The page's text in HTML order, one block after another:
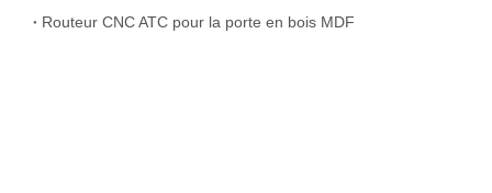
Routeur CNC ATC pour la porte en bois MDF